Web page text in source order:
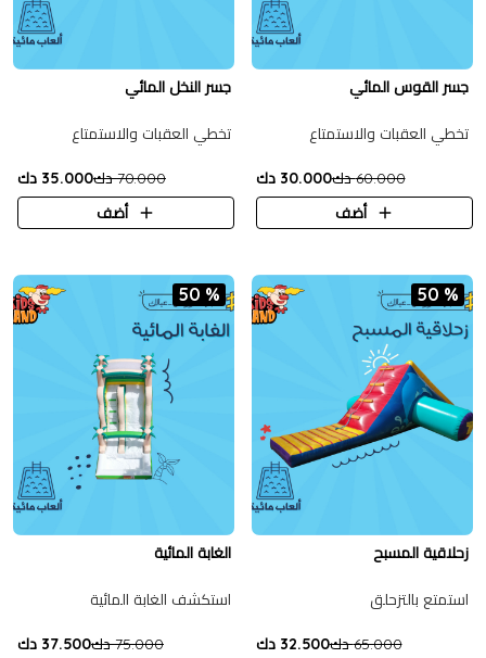
جسر القوس المائي
تخطي العقبات والاستمتاع
60.000 دك
30.000 دك
أضف
جسر النخل المائي
تخطي العقبات والاستمتاع
70.000 دك
35.000 دك
أضف
50 %
زحلاقية المسبح
استمتع بالتزحلق
65.000 دك
32.500 دك
50 %
الغابة المائية
استكشف الغابة المائية
75.000 دك
37.500 دك